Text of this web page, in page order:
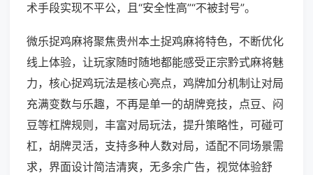
术手段实现不平公，且“安全性高”“不被封号”。
微乐捉鸡麻将聚焦贵州本土捉鸡麻将特色，不断优化
线上体验，让玩家随时随地都能感受正宗黔式麻将魅
力，核心捉鸡玩法是核心亮点，鸡牌加分机制让对局
充满变数与乐趣，不再是单一的胡牌竞技，点豆、闷
豆等杠牌规则，丰富对局玩法，提升策略性，可碰可
杠，胡牌灵活，支持多种人数对局，适配不同场景需
求，界面设计简洁清爽，无多余广告，视觉体验舒